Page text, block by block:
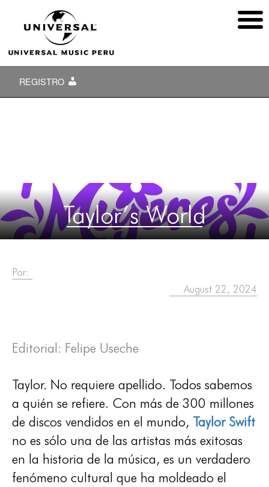
REGISTRO
Taylor’s World
Por:
August 22, 2024
Editorial: Felipe Useche
Taylor. No requiere apellido. Todos sabemos
a quién se refiere. Con más de 300 millones
de discos vendidos en el mundo, Taylor Swift
no es sólo una de las artistas más exitosas
en la historia de la música, es un verdadero
fenómeno cultural que ha moldeado el